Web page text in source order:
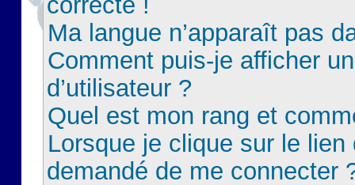
Ma langue n’apparaît pas
Comment puis-je afficher
d’utilisateur ?
Quel est mon rang et
Lorsque je clique sur le lien
demandé de me connecter